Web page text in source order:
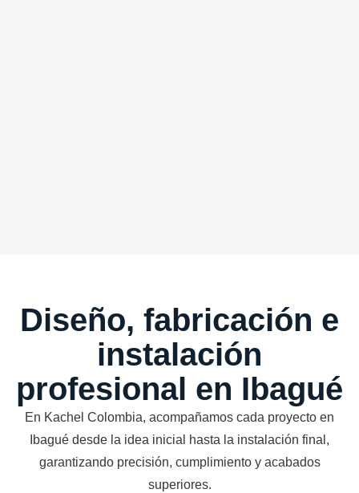
Diseño, fabricación e
instalación
profesional en Ibagué
En Kachel Colombia, acompañamos cada proyecto en
Ibagué desde la idea inicial hasta la instalación final,
garantizando precisión, cumplimiento y acabados
superiores.